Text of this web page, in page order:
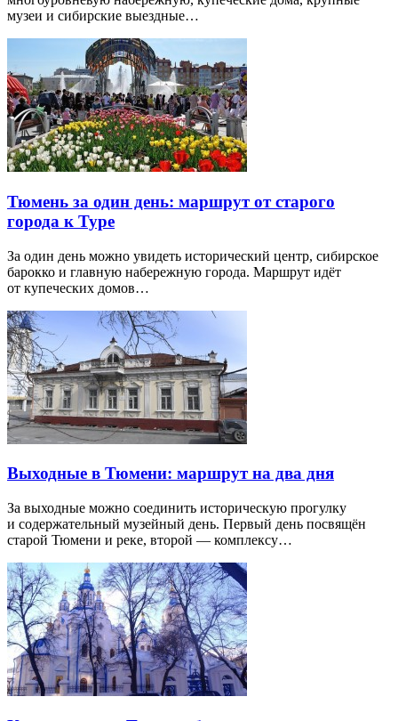
музеи и сибирские выездные…
Тюмень за один день: маршрут от старого
города к Туре
За один день можно увидеть исторический центр, сибирское
барокко и главную набережную города. Маршрут идёт
от купеческих домов…
Выходные в Тюмени: маршрут на два дня
За выходные можно соединить историческую прогулку
и содержательный музейный день. Первый день посвящён
старой Тюмени и реке, второй — комплексу…